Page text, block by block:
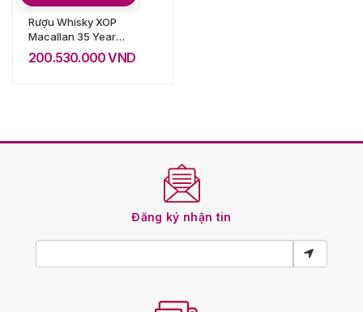
Rượu Whisky XOP
Macallan 35 Year
Old Diamond
Collection Douglas
200.530.000VND
Đăng ký nhận tin